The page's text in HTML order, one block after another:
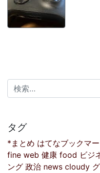
検索:
タグ
*まとめ はてなブックマ
fine web 健康 food ビジ
ング 政治 news cloudy